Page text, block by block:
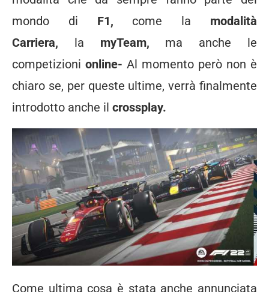
mondo di F1, come la modalità
Carriera, la myTeam, ma anche le
competizioni online- Al momento però non è
chiaro se, per queste ultime, verrà finalmente
introdotto anche il crossplay.
Come ultima cosa è stata anche annunciata